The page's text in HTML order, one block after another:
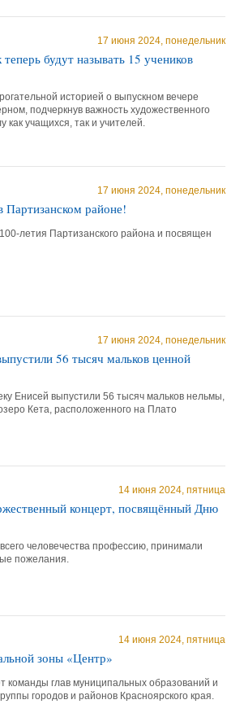
17 июня 2024, понедельник
будут называть 15 учеников
историей о выпускном вечере
подчеркнув важность художественного
как учащихся, так и учителей.
17 июня 2024, понедельник
Партизанском районе!
летия Партизанского района и посвящен
17 июня 2024, понедельник
56 тысяч мальков ценной
Енисей выпустили 56 тысяч мальков нельмы,
Кета, расположенного на Плато
14 июня 2024, пятница
концерт, посвящённый Дню
человечества профессию, принимали
пожелания.
14 июня 2024, пятница
зоны «Центр»
команды глав муниципальных образований и
городов и районов Красноярского края.